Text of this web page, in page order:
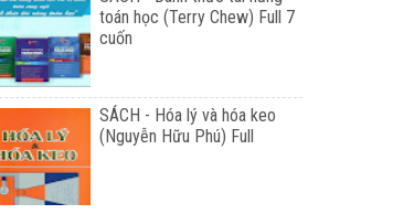
toán học (Terry Chew) Full 7
cuốn
SÁCH - Hóa lý và hóa keo
(Nguyễn Hữu Phú) Full